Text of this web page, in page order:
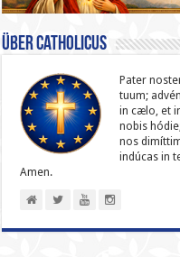
Über catholicus
Pater
tuum;
in cælo, et
nobis
nos
indúcas in
Amen.